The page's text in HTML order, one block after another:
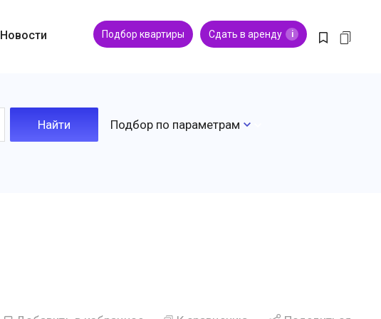
Новости Подбор квартиры Сдать в аренду i
Подбор по параметрам